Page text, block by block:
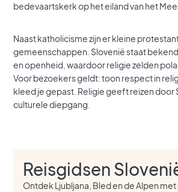
bedevaartskerk op het eiland van het
Naast katholicisme zijn er kleine
gemeenschappen. Slovenië staat
en openheid, waardoor religie zelden
Voor bezoekers geldt: toon respect in
kleed je gepast. Religie geeft reizen door
culturele diepgang.
Reisgidsen
Ontdek Ljubljana, Bled en de Alpen